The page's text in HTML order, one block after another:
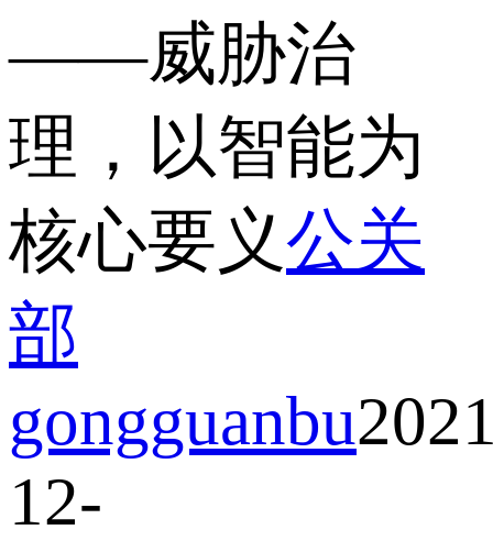
——威胁治
理，以智能为
核心要义公关
部
gongguanbu
12-